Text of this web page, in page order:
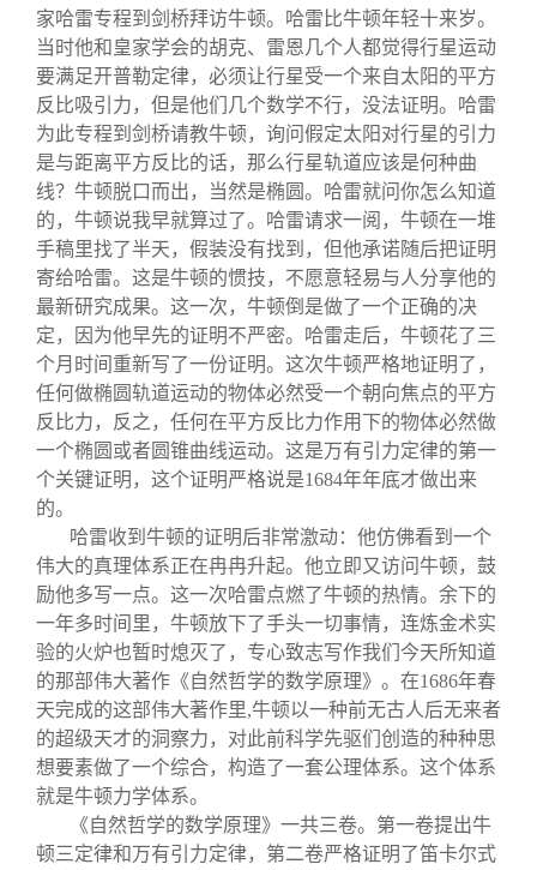
家哈雷专程到剑桥拜访牛顿。哈雷比牛顿年轻十来岁。
当时他和皇家学会的胡克、雷恩几个人都觉得行星运动
要满足开普勒定律，必须让行星受一个来自太阳的平方
反比吸引力，但是他们几个数学不行，没法证明。哈雷
为此专程到剑桥请教牛顿，询问假定太阳对行星的引力
是与距离平方反比的话，那么行星轨道应该是何种曲
线？牛顿脱口而出，当然是椭圆。哈雷就问你怎么知道
的，牛顿说我早就算过了。哈雷请求一阅，牛顿在一堆
手稿里找了半天，假装没有找到，但他承诺随后把证明
寄给哈雷。这是牛顿的惯技，不愿意轻易与人分享他的
最新研究成果。这一次，牛顿倒是做了一个正确的决
定，因为他早先的证明不严密。哈雷走后，牛顿花了三
个月时间重新写了一份证明。这次牛顿严格地证明了，
任何做椭圆轨道运动的物体必然受一个朝向焦点的平方
反比力，反之，任何在平方反比力作用下的物体必然做
一个椭圆或者圆锥曲线运动。这是万有引力定律的第一
个关键证明，这个证明严格说是1684年年底才做出来
的。
哈雷收到牛顿的证明后非常激动：他仿佛看到一个
伟大的真理体系正在冉冉升起。他立即又访问牛顿，鼓
励他多写一点。这一次哈雷点燃了牛顿的热情。余下的
一年多时间里，牛顿放下了手头一切事情，连炼金术实
验的火炉也暂时熄灭了，专心致志写作我们今天所知道
的那部伟大著作《自然哲学的数学原理》。在1686年春
天完成的这部伟大著作里,牛顿以一种前无古人后无来者
的超级天才的洞察力，对此前科学先驱们创造的种种思
想要素做了一个综合，构造了一套公理体系。这个体系
就是牛顿力学体系。
《自然哲学的数学原理》一共三卷。第一卷提出牛
顿三定律和万有引力定律，第二卷严格证明了笛卡尔式